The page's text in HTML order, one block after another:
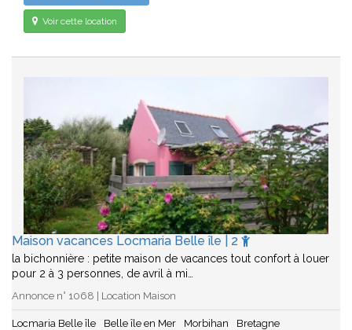
Voir cette location
Maison vacances Locmaria Belle île | 2
la bichonnière : petite maison de vacances tout confort à louer
pour 2 à 3 personnes, de avril à mi…
Annonce n° 1068 | Location Maison
Locmaria Belle île Belle île en Mer Morbihan
Bretagne